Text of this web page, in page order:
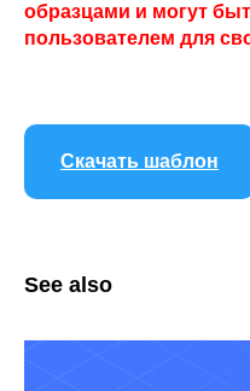
образцами и могут
пользователем для
Скачать шаблон
See also